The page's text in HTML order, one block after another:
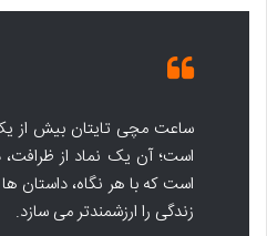
ساعت مچی تایتان بیش از یک
است؛ آن یک نماد از
است که با هر نگاه، داستان
زندگی را ارزشمندتر می سازد.